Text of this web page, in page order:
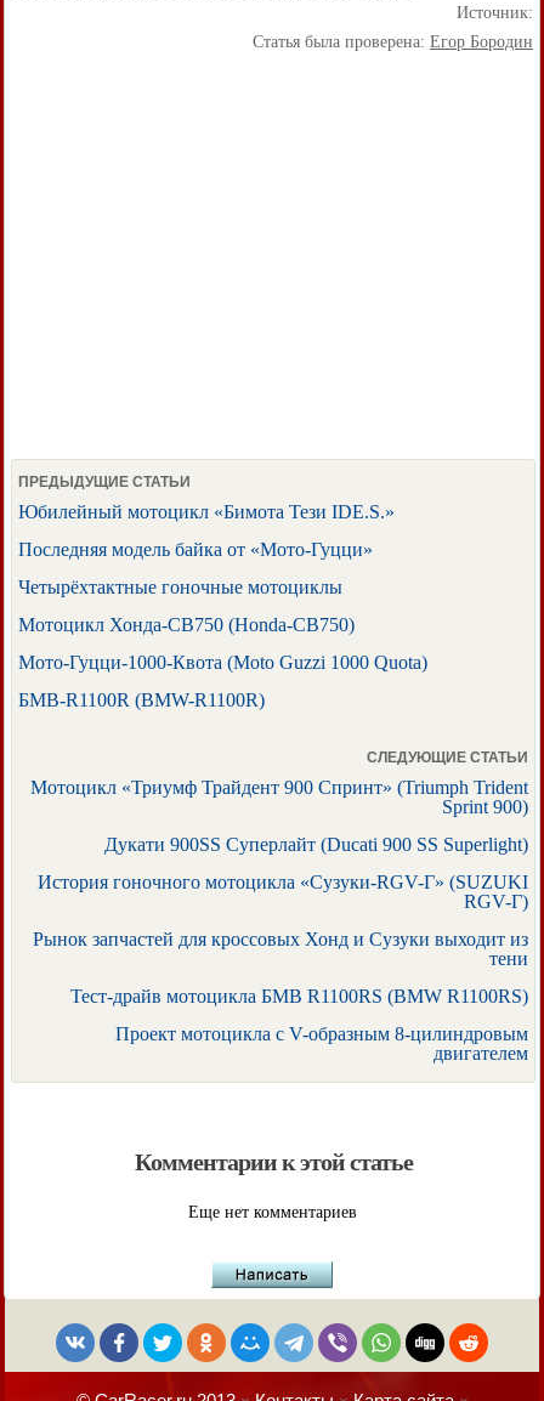
Источник:
Статья была проверена: Егор Бородин
ПРЕДЫДУЩИЕ СТАТЬИ
Юбилейный мотоцикл «Бимота Тези IDE.S.»
Последняя модель байка от «Мото-Гуцци»
Четырёхтактные гоночные мотоциклы
Мотоцикл Хонда-СВ750 (Honda-CB750)
Мото-Гуцци-1000-Квота (Moto Guzzi 1000 Quota)
БМВ-R1100R (BMW-R1100R)
СЛЕДУЮЩИЕ СТАТЬИ
Мотоцикл «Триумф Трайдент 900 Спринт» (Triumph Trident
Sprint 900)
Дукати 900SS Суперлайт (Ducati 900 SS Superlight)
История гоночного мотоцикла «Сузуки-RGV-Г» (SUZUKI
RGV-Г)
Рынок запчастей для кроссовых Хонд и Сузуки выходит из
тени
Тест-драйв мотоцикла БМВ R1100RS (BMW R1100RS)
Проект мотоцикла с V-образным 8-цилиндровым
двигателем
Комментарии к этой статье
Еще нет комментариев